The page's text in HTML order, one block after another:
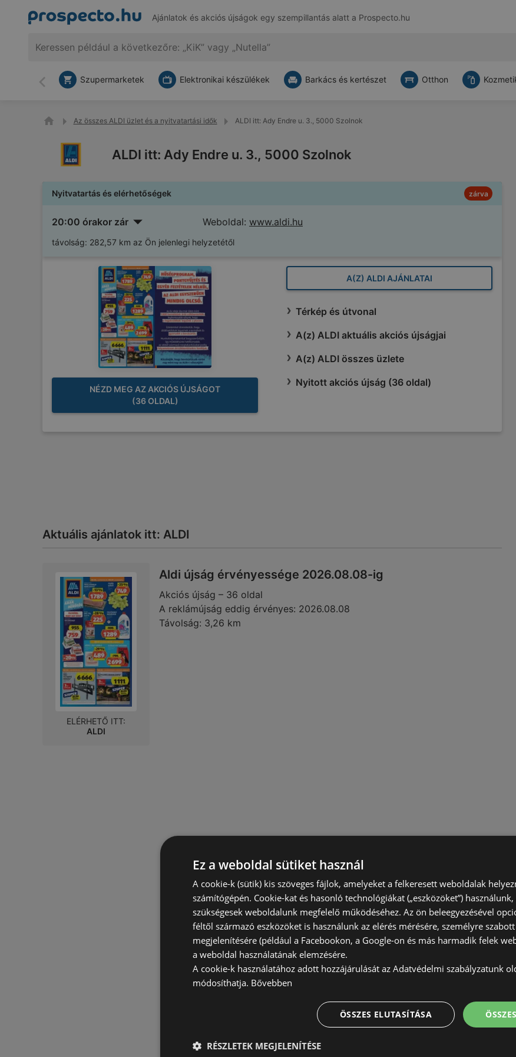
Ajánlatok és akciós újságok egy szempillantás alatt a Prospecto.hu
Vissza
Szupermarketek Elektronikai készülékek Barkács és kertészet Otthon
Az összes ALDI üzlet és a nyitvatartási idők ALDI itt: Ady Endre u. 3., 5000 Szolnok
ALDI itt: Ady Endre u. 3., 5000 Szolnok
Nyitvatartás és elérhetőségek zárva
20:00 órakor zár Weboldal: www.aldi.hu
távolság: 282,57 km az Ön jelenlegi helyzetétől
NÉZD MEG AZ AKCIÓS ÚJSÁGOT
(36 OLDAL)
A(Z) ALDI AJÁNLATAI
Térkép és útvonal
A(z) ALDI aktuális akciós újságjai
A(z) ALDI összes üzlete
Nyitott akciós újság (36 oldal)
Aktuális ajánlatok itt: ALDI
Aldi újság érvényessége 2026.08.08-ig
Akciós újság – 36 oldal
A reklámújság eddig érvényes: 2026.08.08
Távolság: 3,26 km
ELÉRHETŐ ITT:
ALDI
Ez a weboldal sütiket használ
A cookie-k (sütik) kis szöveges fájlok, amelyeket a felkeresett weboldalak
számítógépén. Cookie-kat és hasonló technológiákat („eszközöket”)
szükségesek weboldalunk megfelelő működéséhez. Az ön beleegyezésével
féltől származó eszközöket is használunk az elérés mérésére, személyre
megjelenítésére (például a Facebookon, a Google-on és más harmadik felek
a weboldal használatának elemzésére.
A cookie-k használatához adott hozzájárulását az Adatvédelmi szabályzatunk
módosíthatja. Bővebben
ÖSSZES ELUTASÍTÁSA
RÉSZLETEK MEGJELENÍTÉSE